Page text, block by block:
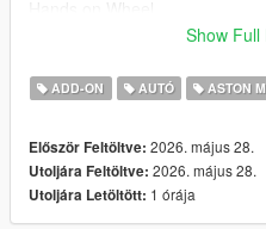
zagato folder goes to:
dlclist.xml found at:
mods/update/update.rpf/
Show Full
ADD-ON AUTÓ ASTON
Először Feltöltve: 2026. május 28.
Utoljára Feltöltve: 2026. május 28.
Utoljára Letöltött: 1 órája